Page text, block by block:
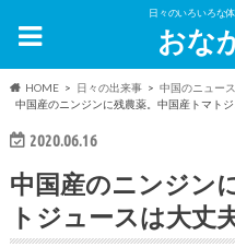
日々のいろいろな
おな
HOME 日々の出来事
中国のニュース
中国産のニンジンに残農薬。中国産トマト
2020.06.16
中国産のニンジン
トジュースは大丈